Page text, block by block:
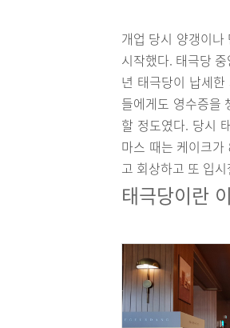
개업 당시 양갱이
시작했다. 태극당
년 태극당이 납세
들에게도 영수증을
할 정도였다. 당시
마스 때는 케이크
고 회상하고 또 입
태극당이란